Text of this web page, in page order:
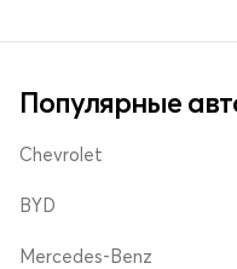
Популярные
Chevrolet
BYD
Mercedes-Benz